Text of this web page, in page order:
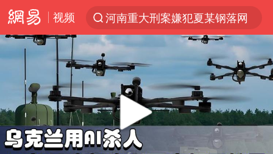
视频
河南重大刑案嫌犯夏某钢落网
光影经济撬动暑期消费新蓝海
陈思诚零点晒照为佟丽娅庆生
微信又有新功能，你可以“撤回”你的撤回了！
河南发布农田渍涝灾害风险预警